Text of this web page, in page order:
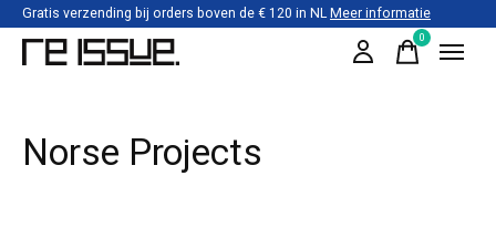
Gratis verzending bij orders boven de € 120 in NLMeer informatie
0items
Norse Projects